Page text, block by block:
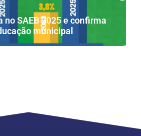
no SAEB 2025 e confirma
municipal